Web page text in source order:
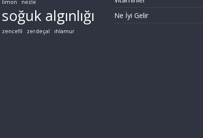
limon nezle
soğuk algınlığı
zencefil zerdeçal ıhlamur
Ne İyi Gelir